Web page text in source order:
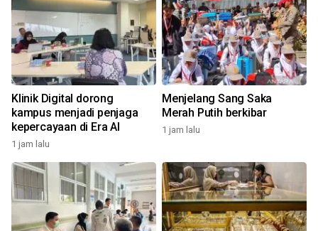
Klinik Digital dorong
kampus menjadi penjaga
kepercayaan di Era AI
1 jam lalu
Menjelang Sang Saka
Merah Putih berkibar
1 jam lalu